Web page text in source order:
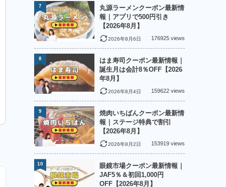
丸源ラーメンクーポン最新情
報｜アプリで500円引き
【2026年8月】
2026年8月6日 176925 views
7
はま寿司クーポン最新情報｜
誕生月は会計8％OFF【2026
年8月】
2026年8月4日 159622 views
8
焼肉いちばんクーポン最新情
報｜ステージ特典で割引
【2026年8月】
2026年8月2日 153919 views
9
眼鏡市場クーポン最新情報｜
JAF5％＆初回1,000円
OFF【2026年8月】
10